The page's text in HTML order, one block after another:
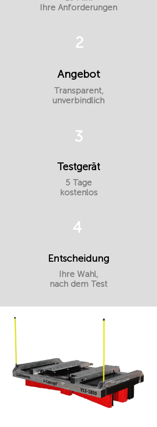
Ihre Anforderungen
2
Angebot
Transparent,
unverbindlich
3
Testgerät
5 Tage
kostenlos
4
Entscheidung
Ihre Wahl,
nach dem Test